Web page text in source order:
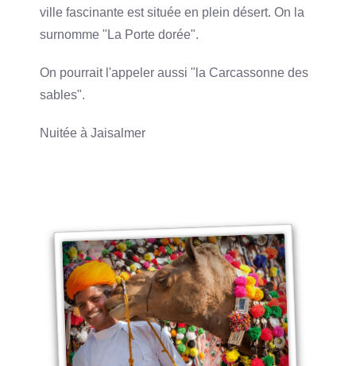
ville fascinante est située en plein désert. On la
surnomme "La Porte dorée".
On pourrait l'appeler aussi "la Carcassonne des
sables".
Nuitée à Jaisalmer